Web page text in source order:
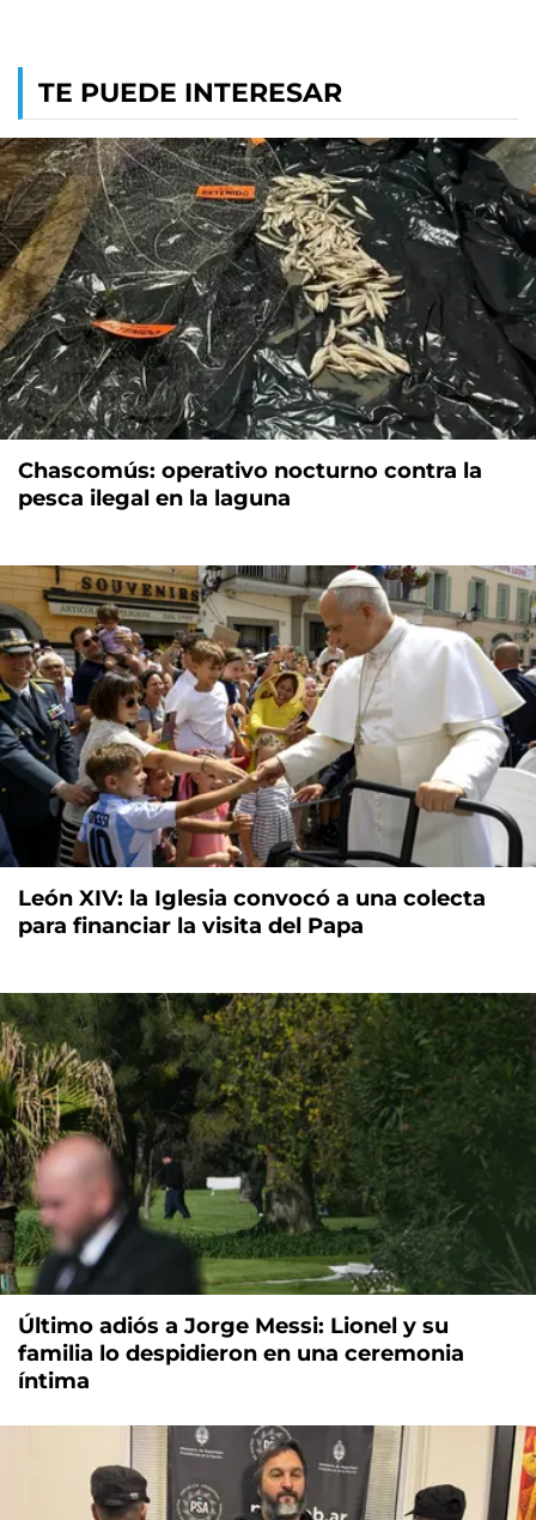
TE PUEDE INTERESAR
Chascomús: operativo nocturno contra la
pesca ilegal en la laguna
León XIV: la Iglesia convocó a una colecta
para financiar la visita del Papa
Último adiós a Jorge Messi: Lionel y su
familia lo despidieron en una ceremonia
íntima